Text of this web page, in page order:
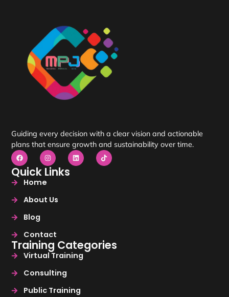
Guiding every decision with a clear vision and actionable
plans that ensure growth and sustainability over time.
Quick Links
Home
About Us
Blog
Contact
Training Categories
Virtual Training
Consulting
Public Training